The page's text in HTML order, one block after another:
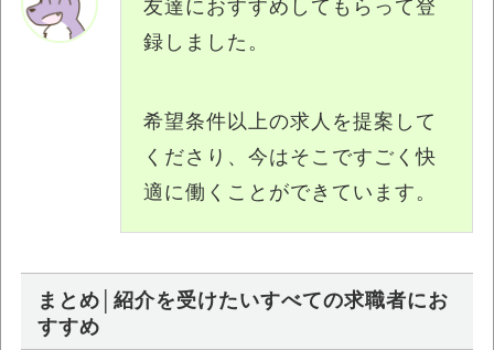
友達におすすめしてもらって登
録しました。
希望条件以上の求人を提案して
くださり、今はそこですごく快
適に働くことができています。
まとめ│紹介を受けたいすべての求職者にお
すすめ